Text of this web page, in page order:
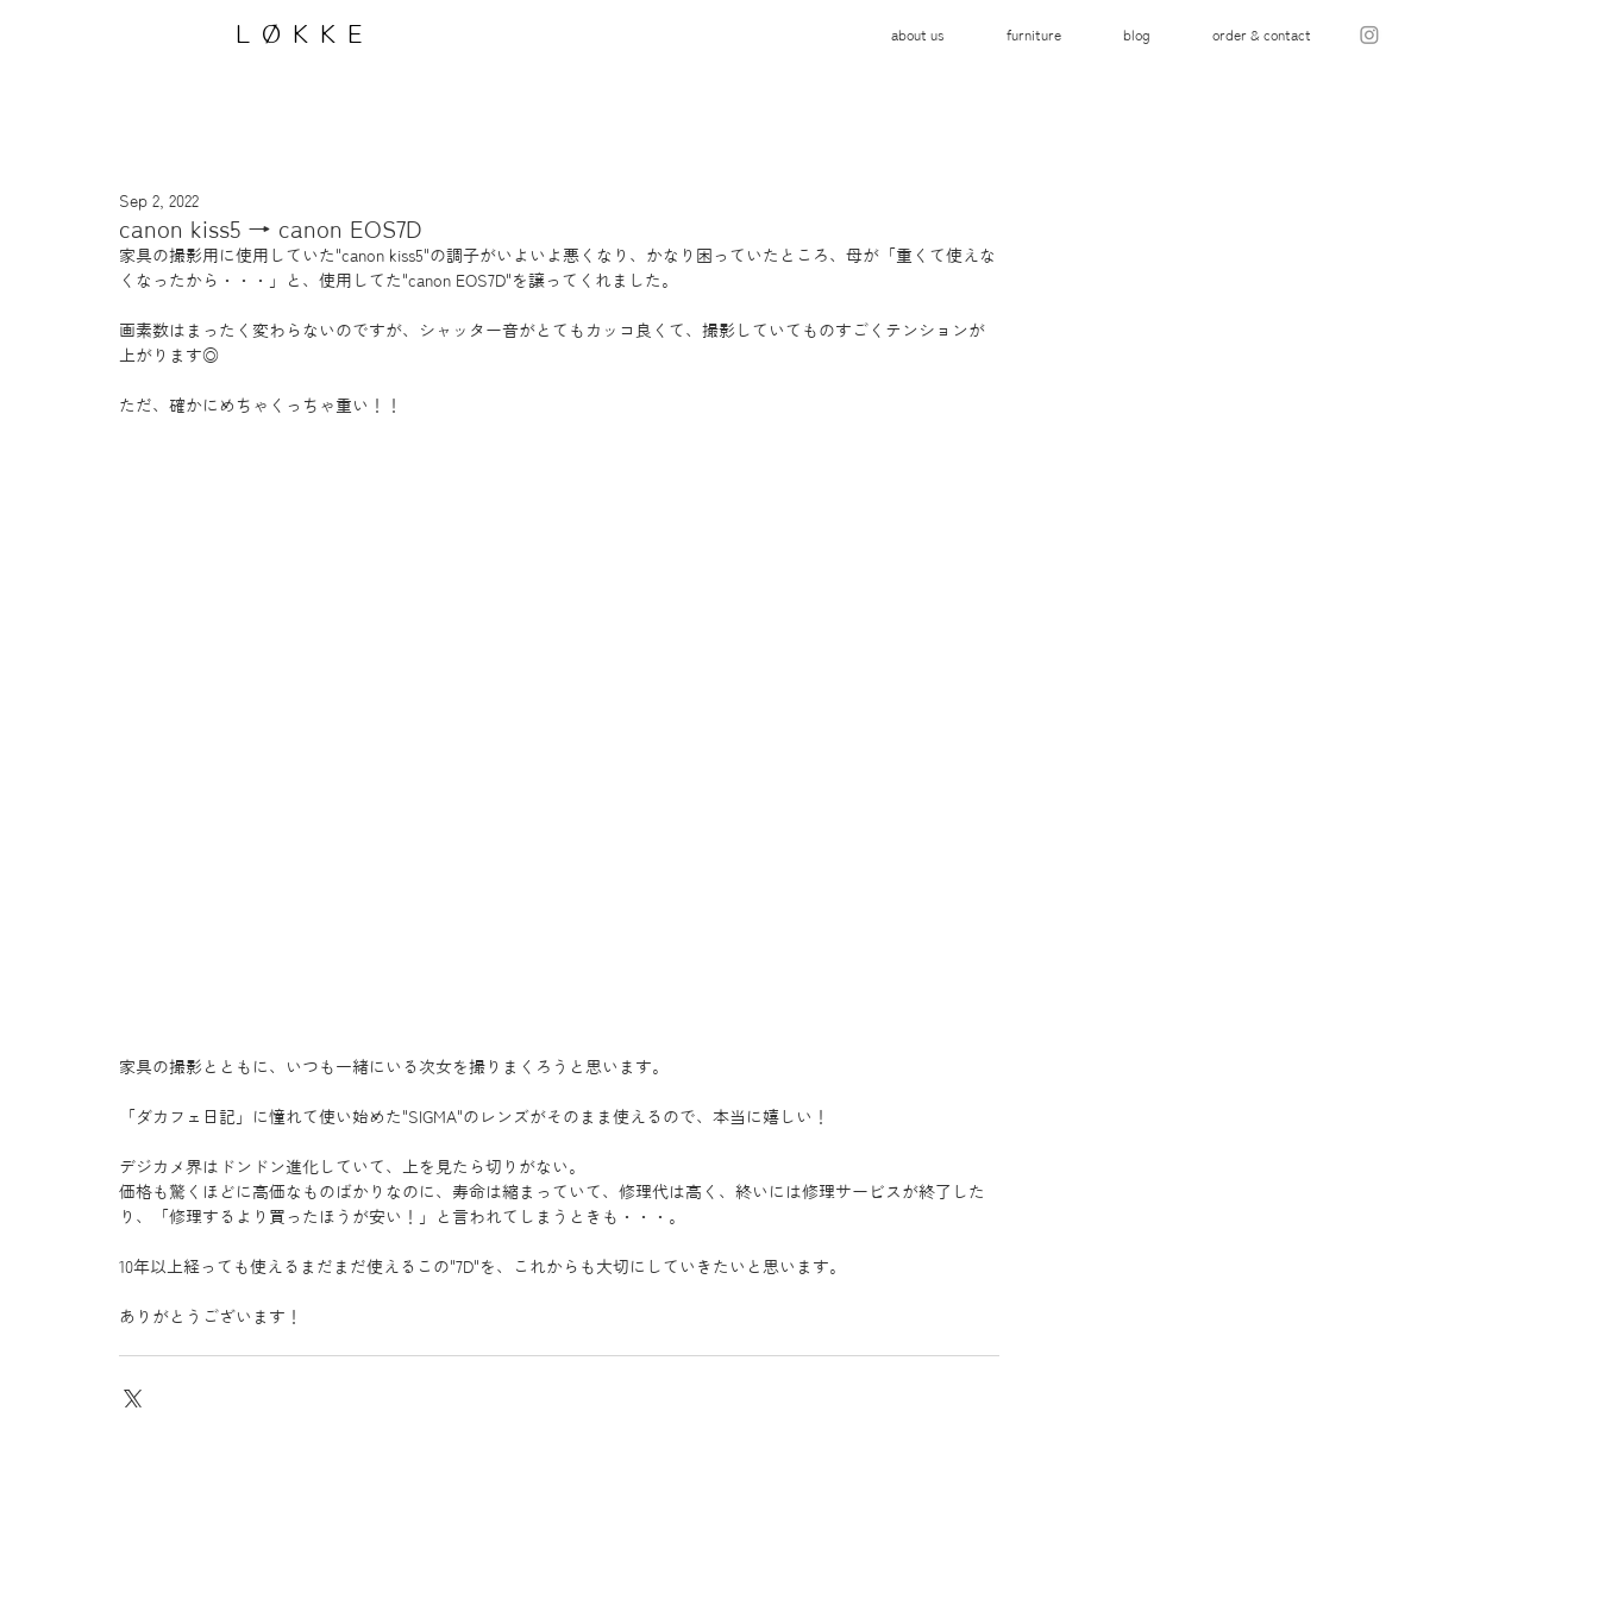
LØKKE about us furniture blog order & contact
canon kiss5 → canon EOS7D
Sep 2, 2022
家具の撮影用に使用していた"canon kiss5"の調子がいよいよ悪くなり、かなり困っていたところ、母が「重くて使えな
くなったから・・・」と、使用してた"canon EOS7D"を譲ってくれました。
画素数はまったく変わらないのですが、シャッター音がとてもカッコ良くて、撮影していてものすごくテンションが
上がります◎
ただ、確かにめちゃくっちゃ重い！！
家具の撮影とともに、いつも一緒にいる次女を撮りまくろうと思います。
「ダカフェ日記」に憧れて使い始めた"SIGMA"のレンズがそのまま使えるので、本当に嬉しい！
デジカメ界はドンドン進化していて、上を見たら切りがない。
価格も驚くほどに高価なものばかりなのに、寿命は縮まっていて、修理代は高く、終いには修理サービスが終了した
り、「修理するより買ったほうが安い！」と言われてしまうときも・・・。
10年以上経っても使えるまだまだ使えるこの"7D"を、これからも大切にしていきたいと思います。
ありがとうございます！